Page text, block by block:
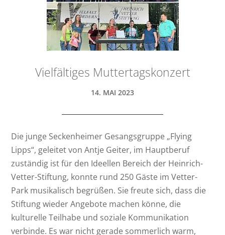
Vielfältiges Muttertagskonzert
14. MAI 2023
Die junge Seckenheimer Gesangsgruppe „Flying
Lipps“, geleitet von Antje Geiter, im Hauptberuf
zuständig ist für den Ideellen Bereich der Heinrich-
Vetter-Stiftung, konnte rund 250 Gäste im Vetter-
Park musikalisch begrüßen. Sie freute sich, dass die
Stiftung wieder Angebote machen könne, die
kulturelle Teilhabe und soziale Kommunikation
verbinde. Es war nicht gerade sommerlich warm,